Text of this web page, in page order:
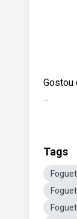
Gostou
...
Tags